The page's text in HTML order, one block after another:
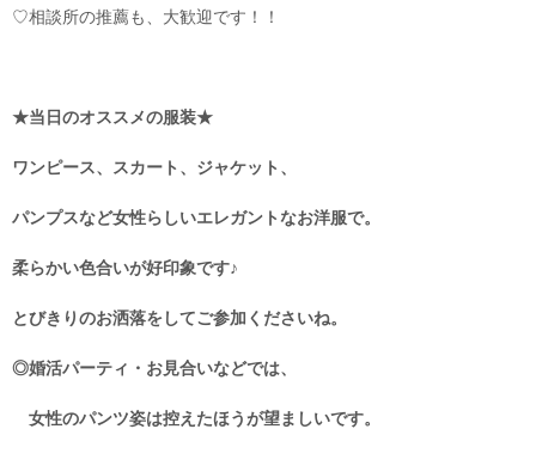
♡相談所の推薦も、大歓迎です！！
★当日のオススメの服装★
ワンピース、スカート、ジャケット、
パンプスなど女性らしいエレガントなお洋服で。
柔らかい色合いが好印象です♪
とびきりのお洒落をしてご参加くださいね。
◎婚活パーティ・お見合いなどでは、
女性のパンツ姿は控えたほうが望ましいです。